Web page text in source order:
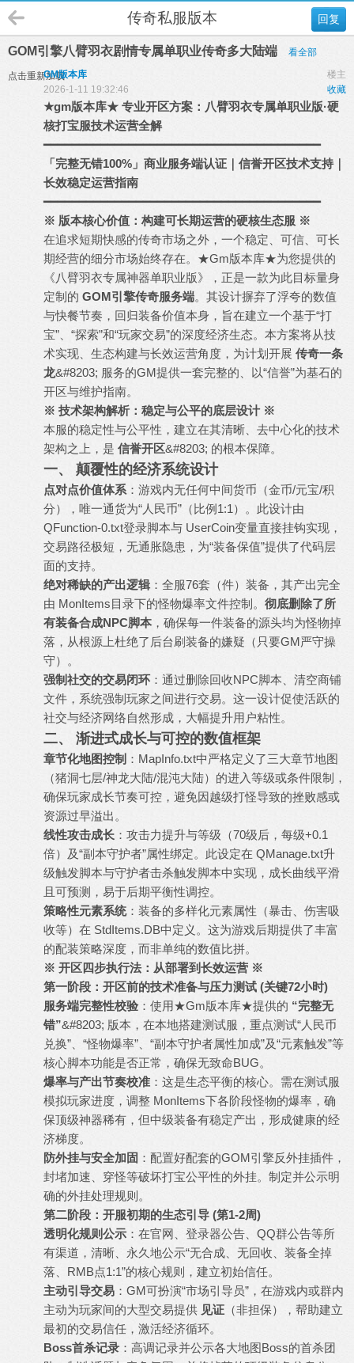
回复
传奇私服版本
GOM引擎八臂羽衣剧情专属单职业传奇多大陆端 看全部
点击重新加载 楼主
GM版本库
收藏
2026-1-11 19:32:46
★gm版本库★ 专业开区方案：八臂羽衣专属单职业版·硬
核打宝服技术运营全解
━━━━━━━━━━━━━━━━━━━━━━━━━━━━━━━━━━━━━━━
「完整无错100%」商业服务端认证｜信誉开区技术支持｜
长效稳定运营指南
━━━━━━━━━━━━━━━━━━━━━━━━━━━━━━━━━━━━━━━
※ 版本核心价值：构建可长期运营的硬核生态服 ※
在追求短期快感的传奇市场之外，一个稳定、可信、可长
期经营的细分市场始终存在。★Gm版本库★为您提供的
《八臂羽衣专属神器单职业版》，正是一款为此目标量身
定制的 GOM引擎传奇服务端。其设计摒弃了浮夸的数值
与快餐节奏，回归装备价值本身，旨在建立一个基于“打
宝”、“探索”和“玩家交易”的深度经济生态。本方案将从技
术实现、生态构建与长效运营角度，为计划开展 传奇一条
龙&#8203; 服务的GM提供一套完整的、以“信誉”为基石的
开区与维护指南。
※ 技术架构解析：稳定与公平的底层设计 ※
本服的稳定性与公平性，建立在其清晰、去中心化的技术
架构之上，是 信誉开区&#8203; 的根本保障。
一、 颠覆性的经济系统设计
点对点价值体系 ：游戏内无任何中间货币（金币/元宝/积
分），唯一通货为“人民币”（比例1:1）。此设计由
QFunction-0.txt登录脚本与 UserCoin变量直接挂钩实现，
交易路径极短，无通胀隐患，为“装备保值”提供了代码层
面的支持。
绝对稀缺的产出逻辑：全服76套（件）装备，其产出完全
由 MonItems目录下的怪物爆率文件控制。 彻底删除了所
有装备合成NPC脚本，确保每一件装备的源头均为怪物掉
落，从根源上杜绝了后台刷装备的嫌疑（只要GM严守操
守）。
强制社交的交易闭环：通过删除回收NPC脚本、清空商铺
文件，系统强制玩家之间进行交易。这一设计促使活跃的
社交与经济网络自然形成，大幅提升用户粘性。
二、 渐进式成长与可控的数值框架
章节化地图控制 ：MapInfo.txt中严格定义了三大章节地图
（猪洞七层/神龙大陆/混沌大陆）的进入等级或条件限制，
确保玩家成长节奏可控，避免因越级打怪导致的挫败感或
资源过早溢出。
线性攻击成长 ：攻击力提升与等级（70级后，每级+0.1
倍）及“副本守护者”属性绑定。此设定在 QManage.txt升
级触发脚本与守护者击杀触发脚本中实现，成长曲线平滑
且可预测，易于后期平衡性调控。
策略性元素系统：装备的多样化元素属性（暴击、伤害吸
收等）在 StdItems.DB中定义。这为游戏后期提供了丰富
的配装策略深度，而非单纯的数值比拼。
※ 开区四步执行法：从部署到长效运营 ※
第一阶段：开区前的技术准备与压力测试 (关键72小时)
服务端完整性校验：使用★Gm版本库★提供的 “完整无
错”&#8203; 版本，在本地搭建测试服，重点测试“人民币
兑换”、“怪物爆率”、“副本守护者属性加成”及“元素触发”等
核心脚本功能是否正常，确保无致命BUG。
爆率与产出节奏校准 ：这是生态平衡的核心。需在测试服
模拟玩家进度，调整 MonItems下各阶段怪物的爆率，确
保顶级神器稀有，但中级装备有稳定产出，形成健康的经
济梯度。
防外挂与安全加固 ：配置好配套的GOM引擎反外挂插件，
封堵加速、穿怪等破坏打宝公平性的外挂。制定并公示明
确的外挂处理规则。
第二阶段：开服初期的生态引导 (第1-2周)
透明化规则公示 ：在官网、登录器公告、QQ群公告等所
有渠道，清晰、永久地公示“无合成、无回收、装备全掉
落、RMB点1:1”的核心规则，建立初始信任。
主动引导交易 ：GM可扮演“市场引导员”，在游戏内或群内
主动为玩家间的大型交易提供 见证 （非担保），帮助建立
最初的交易信任，激活经济循环。
Boss首杀记录 ：高调记录并公示各大地图Boss的首杀团